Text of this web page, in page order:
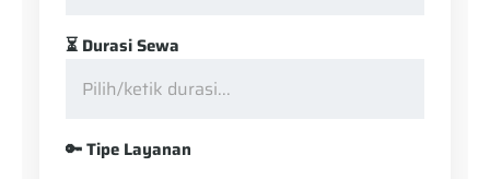
⏳ Durasi Sewa
🔑 Tipe Layanan